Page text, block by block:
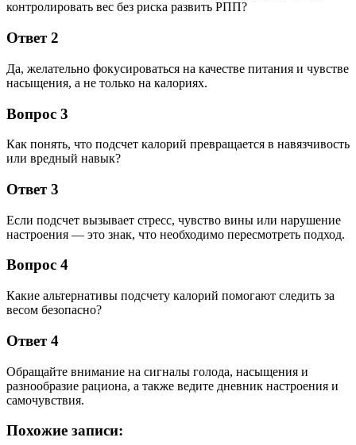
контролировать вес без риска развить РПП?
Ответ 2
Да, желательно фокусироваться на качестве питания и чувстве
насыщения, а не только на калориях.
Вопрос 3
Как понять, что подсчет калорий превращается в навязчивость
или вредный навык?
Ответ 3
Если подсчет вызывает стресс, чувство вины или нарушение
настроения — это знак, что необходимо пересмотреть подход.
Вопрос 4
Какие альтернативы подсчету калорий помогают следить за
весом безопасно?
Ответ 4
Обращайте внимание на сигналы голода, насыщения и
разнообразие рациона, а также ведите дневник настроения и
самочувствия.
Похожие записи: